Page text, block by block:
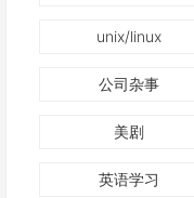
unix/linux
公司杂事
美剧
英语学习